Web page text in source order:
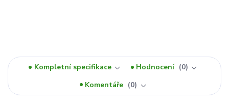
Kompletní specifikace Hodnocení
0
Komentáře
0